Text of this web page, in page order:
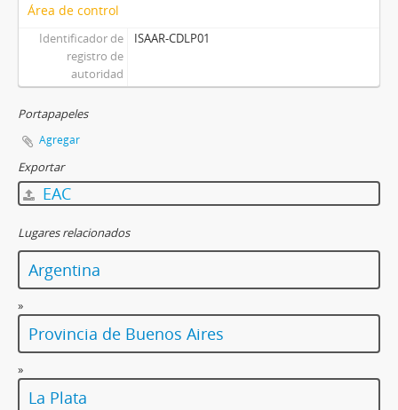
Área de control
Identificador de
registro de
autoridad
ISAAR-CDLP01
Portapapeles
Agregar
Exportar
EAC
Lugares relacionados
Argentina
»
Provincia de Buenos Aires
»
La Plata